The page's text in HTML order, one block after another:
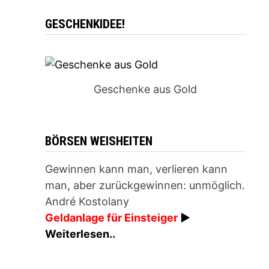
GESCHENKIDEE!
Geschenke aus Gold
BÖRSEN WEISHEITEN
Gewinnen kann man, verlieren kann
man, aber zurückgewinnen: unmöglich.
André Kostolany
Geldanlage für Einsteiger ►
Weiterlesen..